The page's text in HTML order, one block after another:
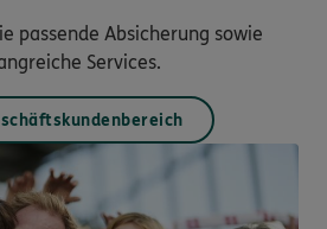
passende Absicherung sowie
Services.